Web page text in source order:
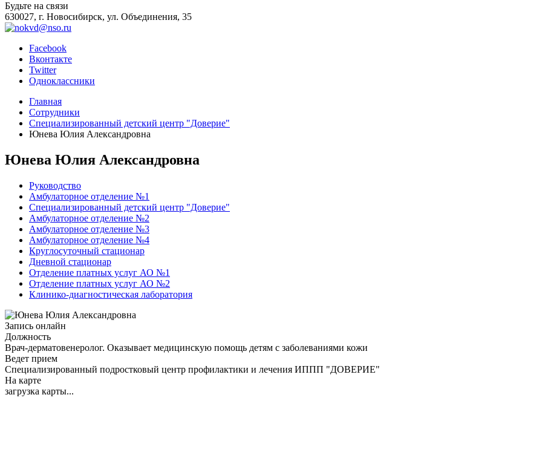
Будьте на связи
630027, г. Новосибирск, ул. Объединения, 35
Facebook
Вконтакте
Twitter
Одноклассники
Главная
Сотрудники
Специализированный детский центр "Доверие"
Юнева Юлия Александровна
Юнева Юлия Александровна
Руководство
Амбулаторное отделение №1
Специализированный детский центр "Доверие"
Амбулаторное отделение №2
Амбулаторное отделение №3
Амбулаторное отделение №4
Круглосуточный стационар
Дневной стационар
Отделение платных услуг АО №1
Отделение платных услуг АО №2
Клинико-диагностическая лаборатория
Запись онлайн
Должность
Врач-дерматовенеролог. Оказывает медицинскую помощь детям с заболеваниями кожи
Ведет прием
Специализированный подростковый центр профилактики и лечения ИППП "ДОВЕРИЕ"
На карте
загрузка карты...